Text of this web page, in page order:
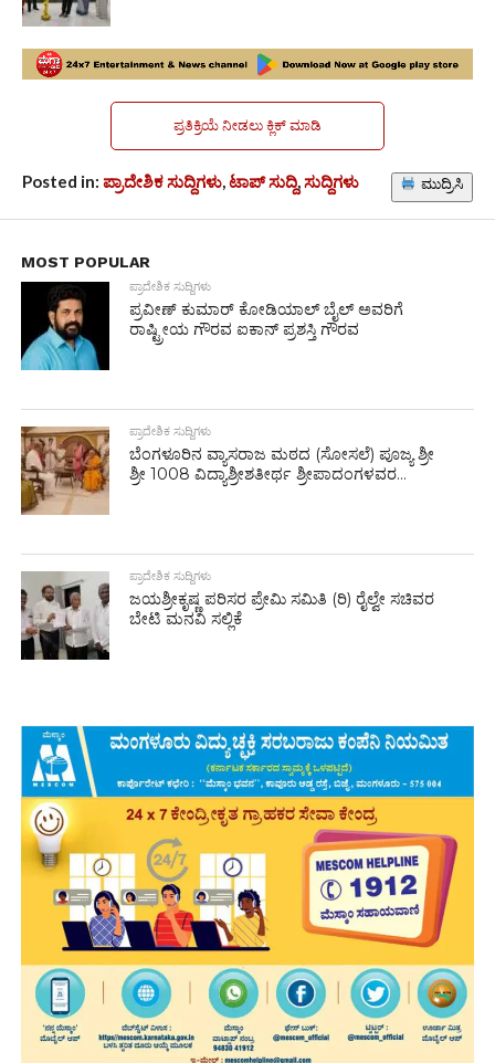
ಪ್ರತಿಕ್ರಿಯೆ ನೀಡಲು ಕ್ಲಿಕ್ ಮಾಡಿ
Posted in: ಪ್ರಾದೇಶಿಕ ಸುದ್ದಿಗಳು,ಟಾಪ್ ಸುದ್ದಿ,ಸುದ್ದಿಗಳು ಮುದ್ರಿಸಿ
MOST POPULAR
ಪ್ರಾದೇಶಿಕ ಸುದ್ದಿಗಳು
ಪ್ರವೀಣ್ ಕುಮಾರ್ ಕೋಡಿಯಾಲ್ ಬೈಲ್ ಅವರಿಗೆ
ರಾಷ್ಟ್ರೀಯ ಗೌರವ ಐಕಾನ್ ಪ್ರಶಸ್ತಿ ಗೌರವ
ಪ್ರಾದೇಶಿಕ ಸುದ್ದಿಗಳು
ಬೆಂಗಳೂರಿನ ವ್ಯಾಸರಾಜ ಮಠದ (ಸೋಸಲೆ) ಪೂಜ್ಯ ಶ್ರೀ
ಶ್ರೀ 1008 ವಿದ್ಯಾಶ್ರೀಶತೀರ್ಥ ಶ್ರೀಪಾದಂಗಳವರ...
ಪ್ರಾದೇಶಿಕ ಸುದ್ದಿಗಳು
ಜಯಶ್ರೀಕೃಷ್ಣ ಪರಿಸರ ಪ್ರೇಮಿ ಸಮಿತಿ (ರಿ) ರೈಲ್ವೇ ಸಚಿವರ
ಬೇಟಿ ಮನವಿ ಸಲ್ಲಿಕೆ